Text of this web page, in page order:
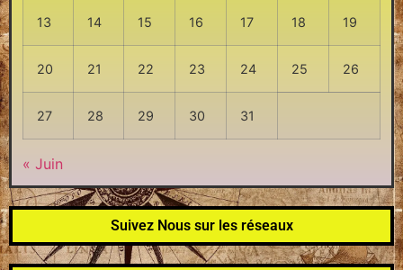
13 14 15 16 17 18 19
20 21 22 23 24 25 26
27 28 29 30 31
« Juin
Suivez Nous sur les réseaux